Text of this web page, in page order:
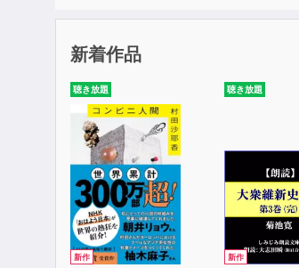
新着作品
聴き放題
新作
聴き放題
新作